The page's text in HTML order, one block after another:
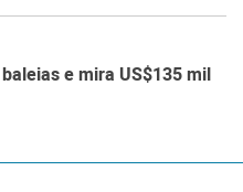
e mira US$135 mil